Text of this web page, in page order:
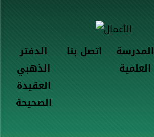
الدفتر
الذهبي
اتصل بنا
المدرسة
العلمية
العقيدة
الصحيحة